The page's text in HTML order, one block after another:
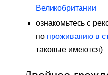
Великобритании
ознакомьтесь с
по проживанию в
таковые имеются)